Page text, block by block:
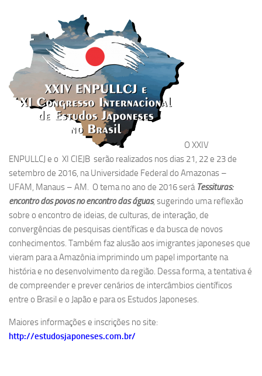
O XXIV
ENPULLCJ e o XI CIEJB serão realizados nos dias 21, 22 e 23 de
setembro de 2016, na Universidade Federal do Amazonas –
UFAM, Manaus – AM. O tema no ano de 2016 será Tessituras:
encontro dos povos no encontro das águas, sugerindo uma reflexão
sobre o encontro de ideias, de culturas, de interação, de
convergências de pesquisas científicas e da busca de novos
conhecimentos. Também faz alusão aos imigrantes japoneses que
vieram para a Amazônia imprimindo um papel importante na
história e no desenvolvimento da região. Dessa forma, a tentativa é
de compreender e prever cenários de intercâmbios científicos
entre o Brasil e o Japão e para os Estudos Japoneses.
Maiores informações e inscrições no site:
http://estudosjaponeses.com.br/